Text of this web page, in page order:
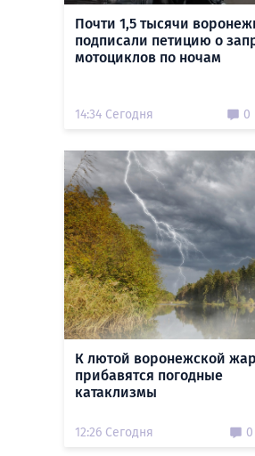
Почти 1,5 тысячи
подписали петицию о
мотоциклов по ночам
14:34 Сегодня 0
К лютой воронежской
прибавятся погодные
катаклизмы
12:26 Сегодня 0